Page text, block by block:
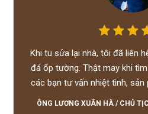
Khi tu sửa lại nhà, tôi đã liên
đá ốp tường. Thật may khi
các bạn tư vấn nhiệt tình, sản
lượng tốt, giá hợp lý,
ÔNG LƯƠNG XUÂN HÀ / CHỦ